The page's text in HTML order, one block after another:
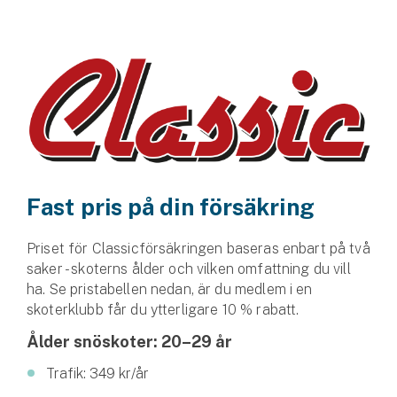
Husvagnsförsäkring
Motorcykel
Mc-försäkring
Båt
Båtförsäkring
Märkesförsäkringar
Vattenskoterförsäkring
Fast pris på din försäkring
Priset för Classicförsäkringen baseras enbart på två
saker - skoterns ålder och vilken omfattning du vill
ha. Se pristabellen nedan, är du medlem i en
skoterklubb får du ytterligare 10 % rabatt.
Ålder snöskoter: 20–29 år
Trafik: 349 kr/år